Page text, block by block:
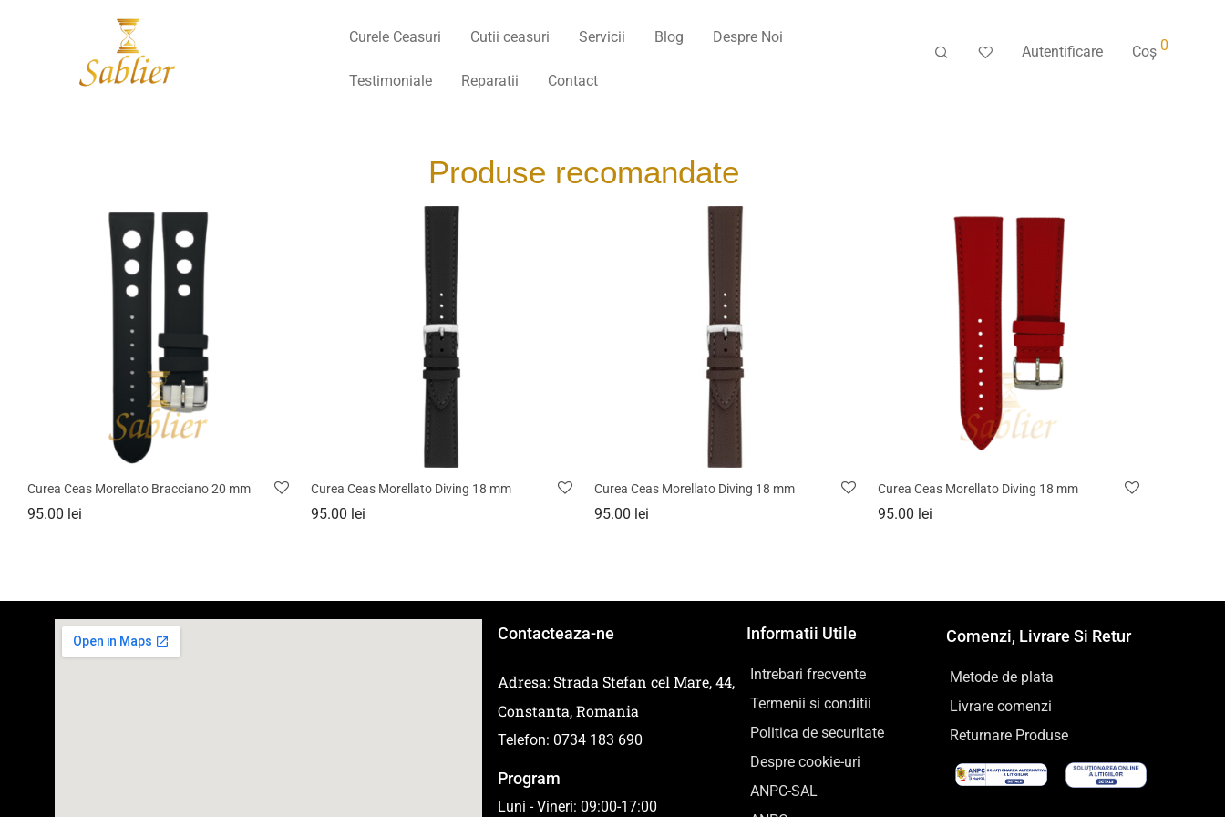
Curele Ceasuri Cutii ceasuri Servicii Blog Despre Noi
Testimoniale Reparatii Contact
Autentificare Coș 0
Produse recomandate
Curea Ceas Morellato Bracciano 20 mm
95.00 lei
Curea Ceas Morellato Diving 18 mm
95.00 lei
Curea Ceas Morellato Diving 18 mm
95.00 lei
Curea Ceas Morellato Diving 18 mm
95.00 lei
Contacteaza-ne
Adresa: Strada Stefan cel Mare, 44,
Constanta, Romania
Telefon: 0734 183 690
Program
Luni - Vineri: 09:00-17:00
Informatii Utile
Intrebari frecvente
Termenii si conditii
Politica de securitate
Despre cookie-uri
ANPC-SAL
Comenzi, Livrare Si Retur
Metode de plata
Livrare comenzi
Returnare Produse